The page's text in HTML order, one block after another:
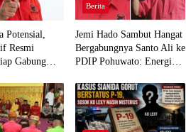
Potensial,
Resmi
Gabung
Aspirasi Bumi
Berita
Jemi Hado Sambut Hangat
Bergabungnya Santo Ali ke
PDIP Pohuwato: Energi
Rakyat